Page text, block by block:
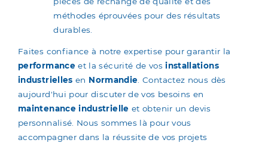
méthodes éprouvées pour des résultats
durables.
Faites confiance à notre expertise pour garantir la
performance et la sécurité de vos installations
industrielles en Normandie . Contactez nous dès
aujourd'hui pour discuter de vos besoins en
maintenance industrielle et obtenir un devis
personnalisé. Nous sommes là pour vous
accompagner dans la réussite de vos projets